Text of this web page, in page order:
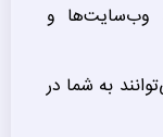
وب‌سایت‌ها و
به شما در